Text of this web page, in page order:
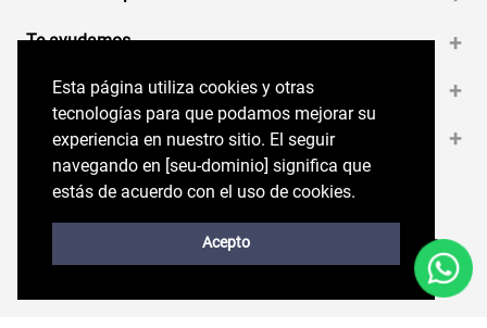
Esta página utiliza cookies y otras
tecnologías para que podamos mejorar su
experiencia en nuestro sitio. El seguir
navegando en perryellis.cl significa que estás
de acuerdo con el uso de cookies.
Acepto
Esta página utiliza cookies y otras
tecnologías para que podamos mejorar su
experiencia en nuestro sitio. El seguir
navegando en [seu-dominio] significa que
estás de acuerdo con el uso de cookies.
Acepto
Te ayudamos +
Medios de pago +
Contáctanos +
Síguenos en nuestras RRSS
Trabaja con Nosotros